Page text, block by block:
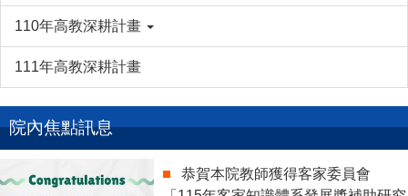
110年高教深耕計畫
111年高教深耕計畫
院內焦點訊息
恭賀本院教師獲得客家委員會